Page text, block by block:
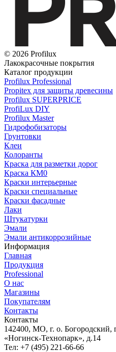
© 2026 Profilux
Лакокрасочные покрытия
Каталог продукции
Profilux Professional
Propitex для защиты древесины
Profilux SUPERPRICE
ProfiLux DIY
Profilux Master
Гидрофобизаторы
Грунтовки
Клеи
Колоранты
Краска для разметки дорог
Краска КМ0
Краски интерьерные
Краски специальные
Краски фасадные
Лаки
Штукатурки
Эмали
Эмали антикоррозийные
Информация
Главная
Продукция
Professional
О нас
Магазины
Покупателям
Контакты
Контакты
142400, МО, г. о. Богородский,
«Ногинск-Технопарк», д.14
Тел: +7 (495) 221-66-66